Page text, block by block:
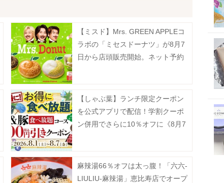
【ミスド】Mrs. GREEN APPLEコ
ラボの「ミセスドーナツ」が8月7
日から店頭販売開始。ネット予約
【しゃぶ葉】ランチ限定クーポン
を公式アプリで配信！学割クーポ
ン併用でさらに10％オフに《8月7
麻辣湯66％オフは太っ腹！「六六-
LIULIU-麻辣湯」恵比寿店でオープ